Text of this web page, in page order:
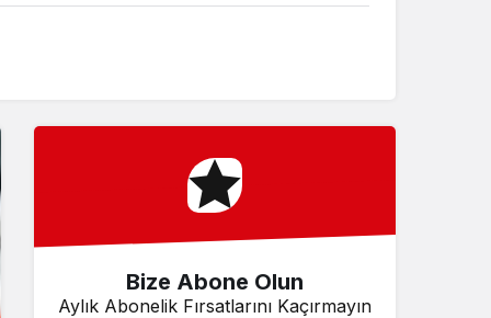
Bize Abone Olun
Aylık Abonelik Fırsatlarını Kaçırmayın